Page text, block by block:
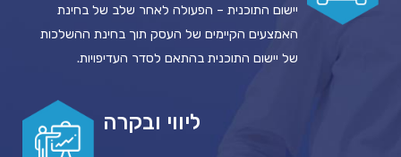
יישום התוכנית – הפעולה לאחר שלב של בחינת
האמצעים הקיימים של העסק תוך בחינת ההשלכות
של יישום התוכנית בהתאם לסדר העדיפויות.
ליווי ובקרה